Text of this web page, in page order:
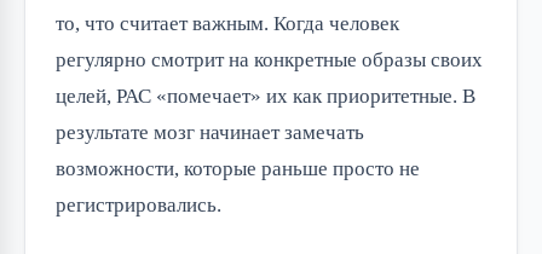
то, что считает важным. Когда человек
регулярно смотрит на конкретные образы своих
целей, РАС «помечает» их как приоритетные. В
результате мозг начинает замечать
возможности, которые раньше просто не
регистрировались.